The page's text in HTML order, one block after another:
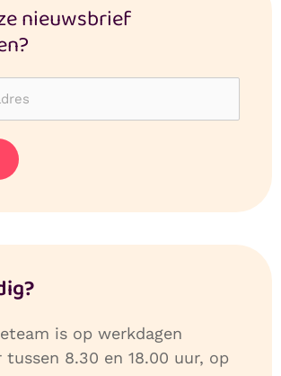
nieuwsbrief
is op werkdagen
tussen 8.30 en 18.00 uur, op